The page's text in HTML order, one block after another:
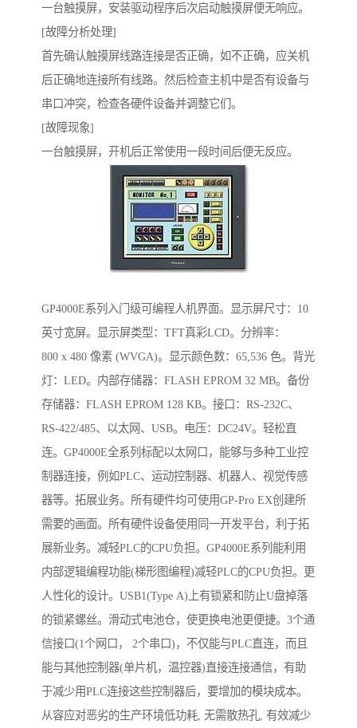
一台触摸屏，安装驱动程序后次启动触摸屏便无响应。
[故障分析处理]
首先确认触摸屏线路连接是否正确，如不正确，应关机
后正确地连接所有线路。然后检查主机中是否有设备与
串口冲突，检查各硬件设备并调整它们。
[故障现象]
一台触摸屏，开机后正常使用一段时间后便无反应。
GP4000E系列入门级可编程人机界面。显示屏尺寸：10
英寸宽屏。显示屏类型：TFT真彩LCD。分辨率：
800 x 480 像素 (WVGA)。显示颜色数：65,536 色。背光
灯：LED。内部存储器：FLASH EPROM 32 MB。备份
存储器：FLASH EPROM 128 KB。接口：RS-232C、
RS-422/485、以太网、USB。电压：DC24V。轻松直
连。GP4000E全系列标配以太网口，能够与多种工业控
制器连接，例如PLC、运动控制器、机器人、视觉传感
器等。拓展业务。所有硬件均可使用GP-Pro EX创建所
需要的画面。所有硬件设备使用同一开发平台，利于拓
展新业务。减轻PLC的CPU负担。GP4000E系列能利用
内部逻辑编程功能(梯形图编程)减轻PLC的CPU负担。更
人性化的设计。USB1(Type A)上有锁紧和防止U盘掉落
的锁紧螺丝。滑动式电池仓，使更换电池更便捷。3个通
信接口(1个网口， 2个串口)，不仅能与PLC直连，而且
能与其他控制器(单片机，温控器)直接连接通信，有助
于减少用PLC连接这些控制器后，要增加的模块成本。
从容应对恶劣的生产环境低功耗, 无需散热孔, 有效减少